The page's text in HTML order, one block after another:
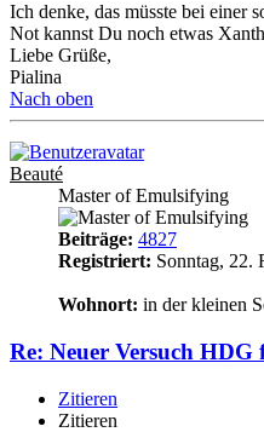
Ich denke, das müsste bei einer
Not kannst Du noch etwas
Liebe Grüße,
Pialina
Nach oben
Beauté
Master of Emulsifying
Beiträge: 4827
Registriert: Sonntag, 22.
Wohnort: in der kleinen
Re: Neuer Versuch HDG
Zitieren
Zitieren